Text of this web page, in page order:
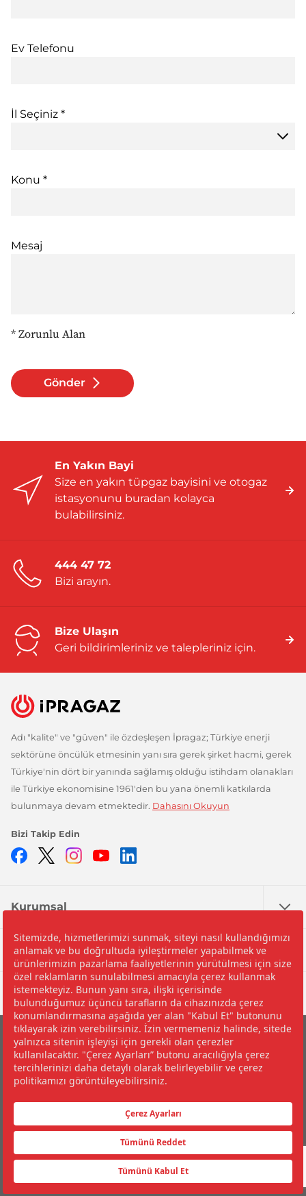
Ev Telefonu
İl Seçiniz *
Konu *
Mesaj
* Zorunlu Alan
Gönder
En Yakın Bayi
Size en yakın tüpgaz bayisini ve otogaz
istasyonunu buradan kolayca
bulabilirsiniz.
444 47 72
Bizi arayın.
Bize Ulaşın
Geri bildirimleriniz ve talepleriniz için.
Adı "kalite" ve "güven" ile özdeşleşen İpragaz; Türkiye enerji
sektörüne öncülük etmesinin yanı sıra gerek şirket hacmi, gerek
Türkiye'nin dört bir yanında sağlamış olduğu istihdam olanakları
ile Türkiye ekonomisine 1961'den bu yana önemli katkılarda
bulunmaya devam etmektedir. Dahasını Okuyun
Bizi Takip Edin
Facebook
TwitterInstagramYouTube
Kurumsal
Nedir?
Yardım
©2026 İpragaz A.Ş.
Çerez Politikası ve Çerez Tercihleriniz
Kişisel Verilerin Korunması